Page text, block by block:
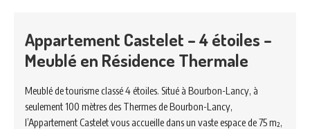
Appartement Castelet – 4 étoiles –
Meublé en Résidence Thermale
Meublé de tourisme classé 4 étoiles. Situé à Bourbon-Lancy, à
seulement 100 mètres des Thermes de Bourbon-Lancy,
l’Appartement Castelet vous accueille dans un vaste espace de 75 m²,